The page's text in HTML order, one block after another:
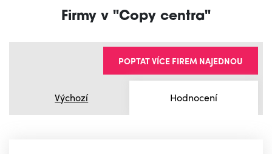
Firmy v "Copy centra"
Výchozí Hodnocení
POPTAT VÍCE FIREM NAJEDNOU